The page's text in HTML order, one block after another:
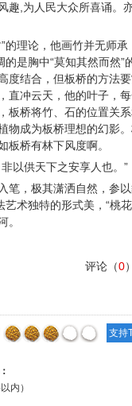
,为人民大众所喜诵。
理论，他画竹并无师
是胸中“莫知其然而然”
结合，但板桥的方法
直冲云天，他的叶子，
板桥将竹、石的位置关
成为板桥理想的幻影
桥有林下风度啊。
以供天下之安享人也。”
笔，极其潇洒自然，参
术独特的形式美，“桃
。
评论（0）
内）